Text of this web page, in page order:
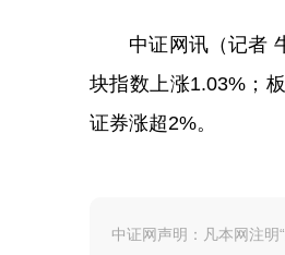
中证网讯（记者 牛
块指数上涨1.03%；
证券涨超2%。
中证网声明：凡本网注明